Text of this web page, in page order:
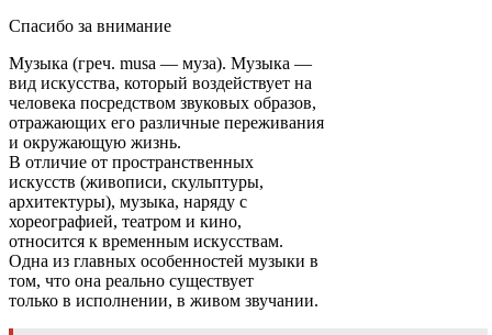
Спасибо за внимание
Музыка (греч. musa — муза). Музыка —
вид искусства, который воздействует на
человека посредством звуковых образов,
отражающих его различные переживания
и окружающую жизнь.
В отличие от пространственных
искусств (живописи, скульптуры,
архитектуры), музыка, наряду с
хореографией, театром и кино,
относится к временным искусствам.
Одна из главных особенностей музыки в
том, что она реально существует
только в исполнении, в живом звучании.